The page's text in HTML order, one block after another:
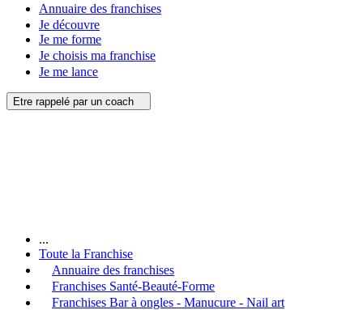
Annuaire des franchises
Je découvre
Je me forme
Je choisis ma franchise
Je me lance
Etre rappelé par un coach
...
Toute la Franchise
Annuaire des franchises
Franchises Santé-Beauté-Forme
Franchises Bar à ongles - Manucure - Nail art